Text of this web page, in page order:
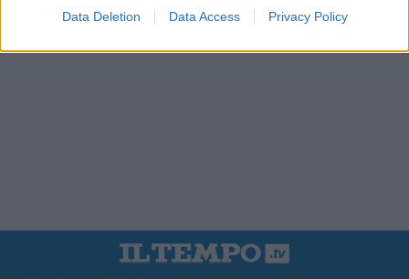
Data Deletion Data Access Privacy Policy